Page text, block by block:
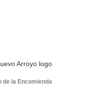
de la Encomienda